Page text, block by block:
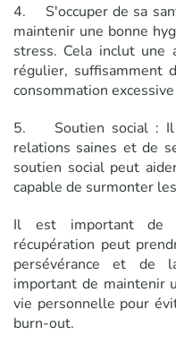
4. S'occuper de sa
maintenir une bonne
stress. Cela inclut une
régulier, suffisamment
consommation
5. Soutien social : Il
relations saines et de
soutien social peut
capable de surmonter
Il est important de
récupération peut
persévérance et de
important de maintenir
vie personnelle pour
burn-out.